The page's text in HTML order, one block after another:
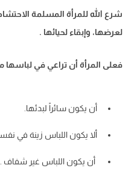
شرع الله للمرأة المسلمة
لعرضها، وإبقاء لحيائها .
فعلى المرأة أن تراعي في لباسها
أن يكون سائراً لبدئها.
ألا يكون اللباس زينة في
أن يكون اللباس غير شفاف .